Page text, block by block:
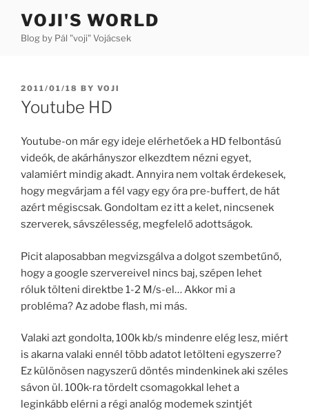
content
VOJI'S WORLD
Blog by Pál "voji" Vojácsek
POSTED
ON
2011/01/18 BY VOJI
Youtube HD
Youtube-on már egy ideje elérhetőek a HD felbontású
videók, de akárhányszor elkezdtem nézni egyet,
valamiért mindig akadt. Annyira nem voltak érdekesek,
hogy megvárjam a fél vagy egy óra pre-buffert, de hát
azért mégiscsak. Gondoltam ez itt a kelet, nincsenek
szerverek, sávszélesség, megfelelő adottságok.
Picit alaposabban megvizsgálva a dolgot szembetűnő,
hogy a google szervereivel nincs baj, szépen lehet
róluk tölteni direktbe 1-2 M/s-el… Akkor mi a
probléma? Az adobe flash, mi más.
Valaki azt gondolta, 100k kb/s mindenre elég lesz, miért
is akarna valaki ennél több adatot letölteni egyszerre?
Ez különösen nagyszerű döntés mindenkinek aki széles
sávon ül. 100k-ra tördelt csomagokkal lehet a
leginkább elérni a régi analóg modemek szintjét